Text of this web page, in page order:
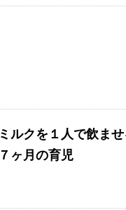
ミルクを１人で飲ま
７ヶ月の育児